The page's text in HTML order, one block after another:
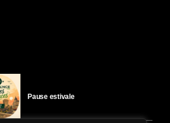
Pause estivale